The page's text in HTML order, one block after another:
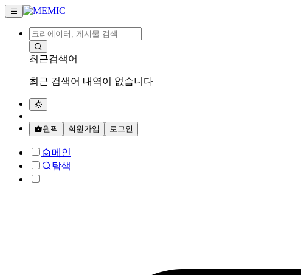
최근검색어
최근 검색어 내역이 없습니다
원픽 회원가입 로그인
메인
탐색